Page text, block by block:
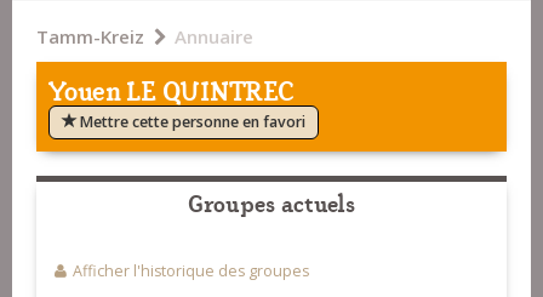
Tamm-Kreiz Annuaire
Youen LE QUINTREC
Mettre cette personne en favori
Groupes actuels
Afficher l'historique des groupes